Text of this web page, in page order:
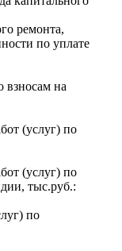
ремонта,
по уплате
взносам на
(услуг) по
(услуг) по
тыс.руб.:
по